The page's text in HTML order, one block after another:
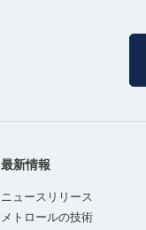
最新情報
ニュースリリース
メトロールの技術